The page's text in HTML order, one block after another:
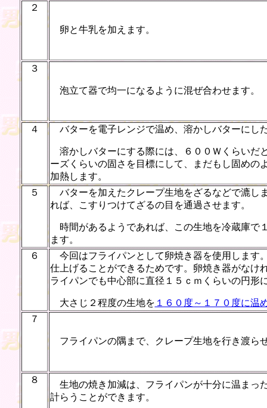
２
卵と牛乳を加えます。
３
泡立て器で均一になるように混ぜ合わせます。
４ バターを電子レンジで温め、溶かしバターにし
溶かしバターにする際には、６００Ｗくらいだ
ーズくらいの固さを目標にして、まだもし固めの
加熱します。
５
バターを加えたクレープ生地をざるなどで漉し
れば、こすりつけてざるの目を通過させます。
時間があるようであれば、この生地を冷蔵庫で
ます。
６
今回はフライパンとして卵焼き器を使用します
仕上げることができるためです。卵焼き器がなけ
ライパンでも中心部に直径１５ｃｍくらいの円形
大さじ２程度の生地を １６０度～１７０度に温
７
フライパンの隅まで、クレープ生地を行き渡ら
８
生地の焼き加減は、フライパンが十分に温まっ
計らうことができます。